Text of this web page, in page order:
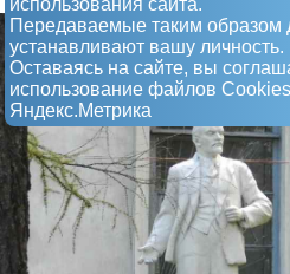
использования сайта.
Передаваемые таким образом
устанавливают вашу личность.
Оставаясь на сайте, вы
использование файлов
Яндекс.Метрика